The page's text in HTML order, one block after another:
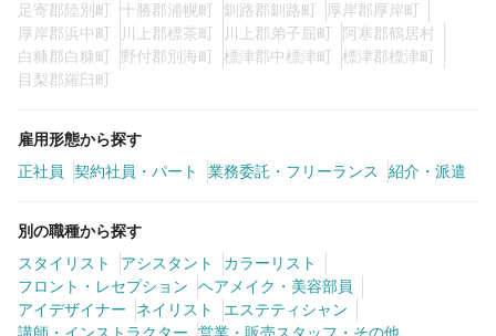
足寄郡陸別町
十勝郡浦幌町 釧路郡釧路町
厚岸郡厚岸町
厚岸郡浜中町
川上郡標茶町 川上郡弟子屈町
阿寒郡鶴居村
白糠郡白糠町
野付郡別海町 標津郡中標津町
標津郡標津町
目梨郡羅臼町
雇用形態から探す
正社員
契約社員・パート 業務委託・フリーランス 紹介・派遣
別の職種から探す
スタイリスト
アシスタント
カラーリスト
フロント・レセプション
ヘアメイク・美容部員
アイデザイナー
ネイリスト
エステティシャン